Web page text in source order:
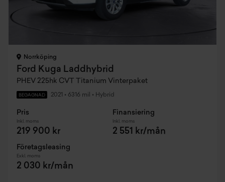
Norrköping
Ford Kuga Laddhybrid
PHEV 225hk CVT Titanium Vinterpaket
BEGAGNAD 2021 • 6316 mil • Hybrid
Pris
Inkl. moms
219 900 kr
Finansiering
Inkl. moms
2 551 kr/mån
Företagsleasing
Exkl. moms
2 030 kr/mån